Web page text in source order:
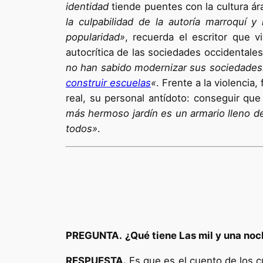
identidad tiende puentes con la cultura
la culpabilidad de la autoría marroquí
popularidad», recuerda el escritor que
autocrítica de las sociedades
no han sabido modernizar sus
construir escuelas«. Frente a la
real, su personal antídoto: conseguir
más hermoso jardín es un armario lleno
todos».
PREGUNTA. ¿Qué tiene Las mil y una
RESPUESTA. Es que es el cuento de los